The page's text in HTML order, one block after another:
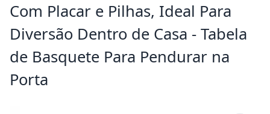
Com Placar e Pilhas, Ideal Para
Diversão Dentro de Casa - Tabela
de Basquete Para Pendurar na
Porta